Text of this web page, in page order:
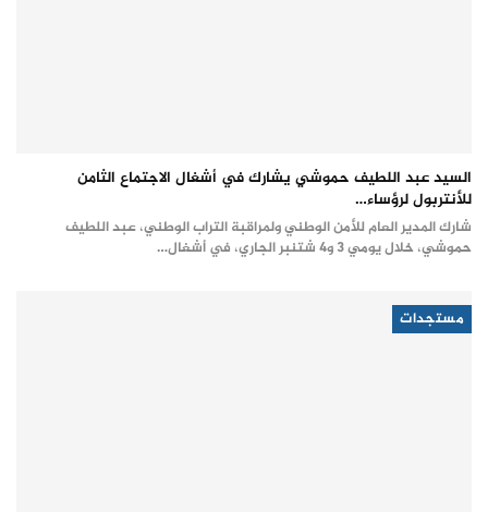
السيد عبد اللطيف حموشي يشارك في أشغال الاجتماع الثامن
للأنتربول لرؤساء…
شارك المدير العام للأمن الوطني ولمراقبة التراب الوطني، عبد اللطيف
حموشي، خلال يومي 3 و4 شتنبر الجاري، في أشغال…
مستجدات